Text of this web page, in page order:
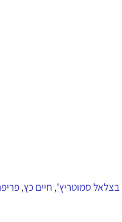
בצלאל סמוטריץ', חיים כץ,